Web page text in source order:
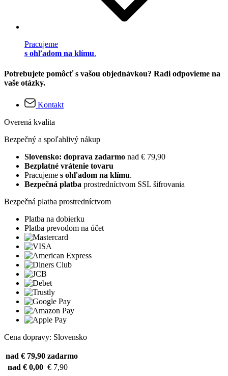
Pracujeme
s ohľadom na klímu.
Potrebujete pomôcť s vašou objednávkou? Radi odpovieme na
vaše otázky.
Kontakt
Overená kvalita
Bezpečný a spoľahlivý nákup
Slovensko: doprava zadarmo nad € 79,90
Bezplatné vrátenie tovaru
Pracujeme s ohľadom na klímu.
Bezpečná platba prostredníctvom SSL šifrovania
Bezpečná platba prostredníctvom
Platba na dobierku
Platba prevodom na účet
Cena dopravy: Slovensko
nad € 79,90 zadarmo
nad € 0,00 € 7,90